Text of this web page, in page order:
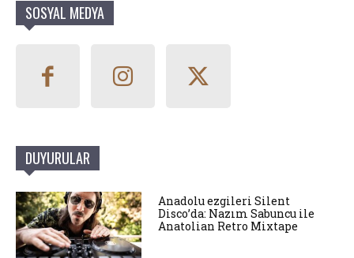
SOSYAL MEDYA
DUYURULAR
Anadolu ezgileri Silent
Disco’da: Nazım Sabuncu ile
Anatolian Retro Mixtape